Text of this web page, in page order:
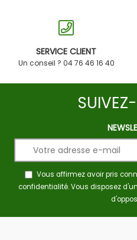
SERVICE CLIENT
Un conseil ? 04 76 46 16 40
Vous affirmez avoir pris
confidentialité. Vous disposez